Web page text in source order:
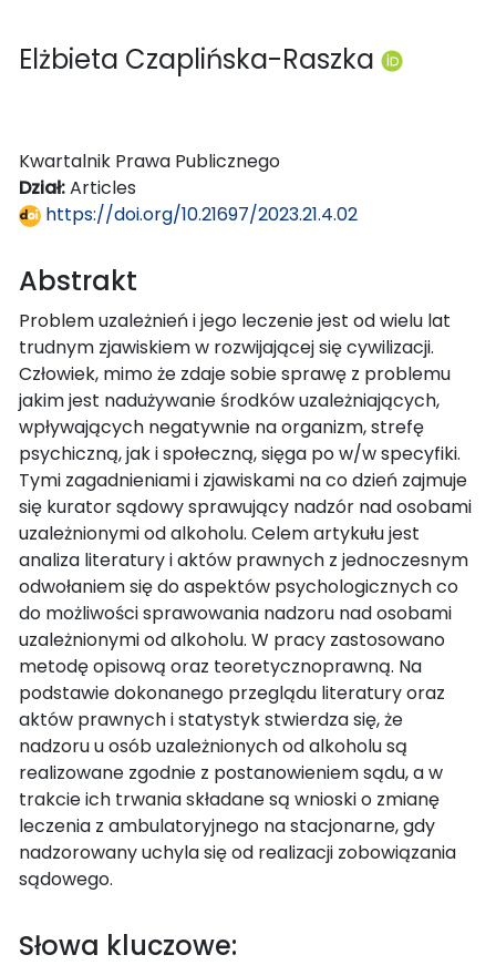
Elżbieta Czaplińska-Raszka
Kwartalnik Prawa Publicznego
Dział:Articles
https://doi.org/10.21697/2023.21.4.02
Abstrakt
Problem uzależnień i jego leczenie jest od wielu lat
trudnym zjawiskiem w rozwijającej się cywilizacji.
Człowiek, mimo że zdaje sobie sprawę z problemu
jakim jest nadużywanie środków uzależniających,
wpływających negatywnie na organizm, strefę
psychiczną, jak i społeczną, sięga po w/w specyfiki.
Tymi zagadnieniami i zjawiskami na co dzień zajmuje
się kurator sądowy sprawujący nadzór nad osobami
uzależnionymi od alkoholu. Celem artykułu jest
analiza literatury i aktów prawnych z jednoczesnym
odwołaniem się do aspektów psychologicznych co
do możliwości sprawowania nadzoru nad osobami
uzależnionymi od alkoholu. W pracy zastosowano
metodę opisową oraz teoretycznoprawną. Na
podstawie dokonanego przeglądu literatury oraz
aktów prawnych i statystyk stwierdza się, że
nadzoru u osób uzależnionych od alkoholu są
realizowane zgodnie z postanowieniem sądu, a w
trakcie ich trwania składane są wnioski o zmianę
leczenia z ambulatoryjnego na stacjonarne, gdy
nadzorowany uchyla się od realizacji zobowiązania
sądowego.
Słowa kluczowe: